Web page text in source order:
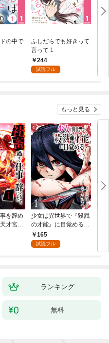
の中で
ふしだらでも好きって
言って 1
244
試読フル
パ
もっと見る
を辞め
才宮廷
地でス
見る
少女は異世界で『殺戮
の才能』に目覚める
(話売り) #1
165
試読フル
者
ランキング
無料